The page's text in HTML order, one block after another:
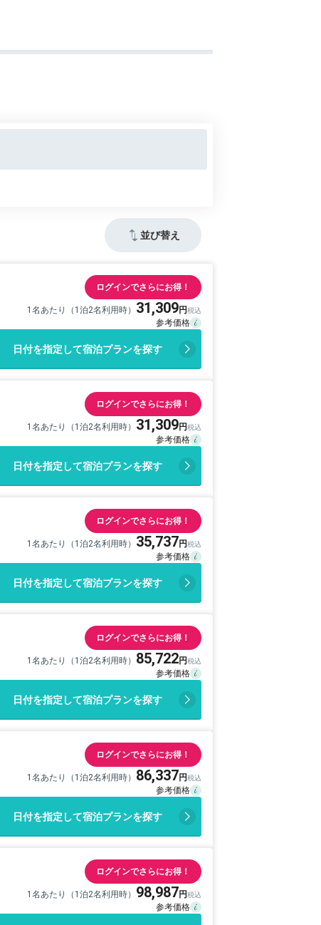
並び替え
ログインでさらにお得！
1名あたり（1泊2名利用時） 31,309
日付を指定して宿泊プランを探す
ログインでさらにお得！
1名あたり（1泊2名利用時） 31,309
日付を指定して宿泊プランを探す
ログインでさらにお得！
1名あたり（1泊2名利用時） 35,737
日付を指定して宿泊プランを探す
ログインでさらにお得！
1名あたり（1泊2名利用時） 85,722
日付を指定して宿泊プランを探す
ログインでさらにお得！
1名あたり（1泊2名利用時） 86,337
日付を指定して宿泊プランを探す
ログインでさらにお得！
1名あたり（1泊2名利用時） 98,987